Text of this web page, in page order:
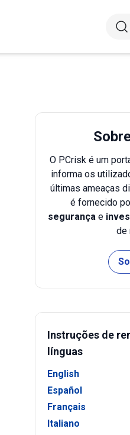
O PCrisk é um
informa os
últimas ameaças
é fornecido
segurança e
de
Instruções de
línguas
English
Español
Français
Italiano